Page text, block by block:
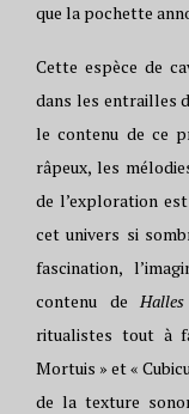
que la pochette
Cette espèce de
dans les entrailles
le contenu de ce
râpeux, les
de l’exploration
cet univers si
fascination,
contenu de
ritualistes tout à
Mortuis » et «
de la texture